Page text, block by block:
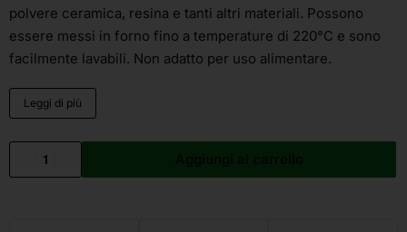
polvere ceramica, resina e tanti altri materiali. Possono
essere messi in forno fino a temperature di 220°C e sono
facilmente lavabili. Non adatto per uso alimentare.
Leggi di più